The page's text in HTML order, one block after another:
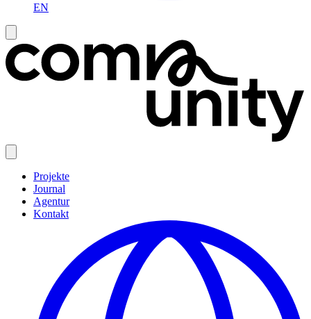
EN
Projekte
Journal
Agentur
Kontakt